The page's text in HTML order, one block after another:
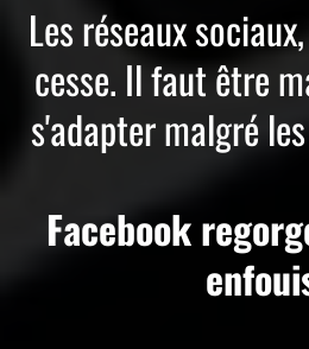
Les réseaux
cesse. Il faut être
s'adapter malgré
Facebook